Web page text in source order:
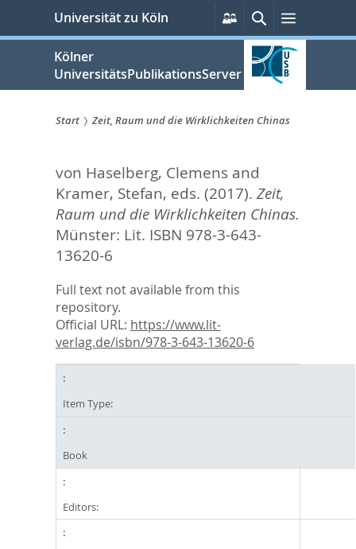
springen
Universität zu Köln
Persönliche
Services
SucheMenü
Kölner
UniversitätsPublikationsServer
sind
hier:
Start Zeit, Raum und die Wirklichkeiten Chinas
von Haselberg, Clemensand
Kramer, Stefan, eds. (2017). Zeit,
Raum und die Wirklichkeiten Chinas.
Münster: Lit. ISBN 978-3-643-
13620-6
Full text not available from this
repository.
Official URL: https://www.lit-
verlag.de/isbn/978-3-643-13620-6
Item Type:
Book
Editors: